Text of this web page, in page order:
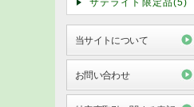
当サイトについて
お問い合わせ